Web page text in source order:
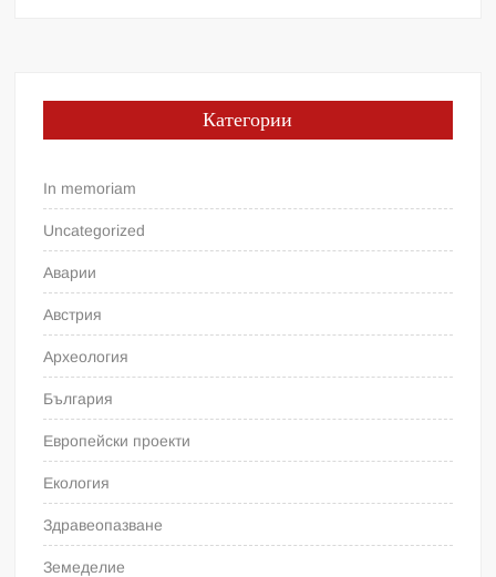
Категории
In memoriam
Uncategorized
Аварии
Австрия
Археология
България
Европейски проекти
Екология
Здравеопазване
Земеделие